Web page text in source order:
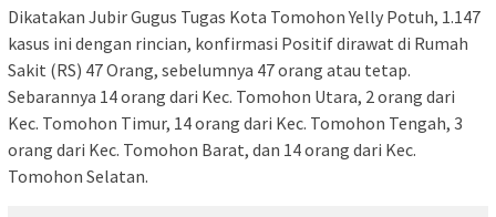
Dikatakan Jubir Gugus Tugas Kota Tomohon Yelly Potuh, 1.147
kasus ini dengan rincian, konfirmasi Positif dirawat di Rumah
Sakit (RS) 47 Orang, sebelumnya 47 orang atau tetap.
Sebarannya 14 orang dari Kec. Tomohon Utara, 2 orang dari
Kec. Tomohon Timur, 14 orang dari Kec. Tomohon Tengah, 3
orang dari Kec. Tomohon Barat, dan 14 orang dari Kec.
Tomohon Selatan.